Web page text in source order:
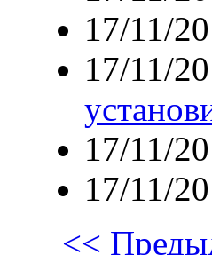
17/11/
17/11/
17/11/
17/11/
<<